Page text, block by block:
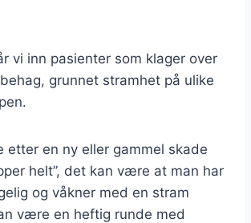
vi inn pasienter som klager over
grunnet stramhet på ulike
etter en ny eller gammel skade
helt”, det kan være at man har
og våkner med en stram
være en heftig runde med